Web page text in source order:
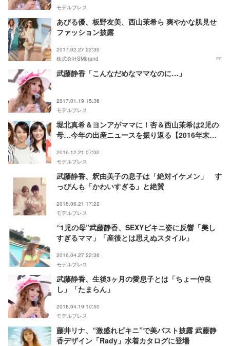
モデルプレス
あびる優、板野友美、西山茉希ら 爽やかな肌見せ
ファッション披露
2017.02.27 22:30
株式会社SMbrand
PR
武藤静香「こんなだめなママなのに…」
2017.01.19 15:36
モデルプレス
堀北真希＆ヨンアがママに！杏＆西山茉希は2児の
母…今年の出産ニュースを振り返る【2016年末特
2016.12.21 07:00
モデルプレス
武藤静香、釈由美子の息子は「絶対イケメン」 す
っぴんも「かわいすぎる」と絶賛
2016.06.21 17:22
モデルプレス
“1児の母”武藤静香、SEXYビキニ姿に反響「美し
すぎるママ」「産後とは思えぬスタイル」
2016.04.27 22:36
モデルプレス
武藤静香、生後3ヶ月の愛息子とは「ちょー仲良
し」「たまらん」
2016.04.19 10:50
モデルプレス
藤井リナ、“激盛れビキニ”で美バスト披露 武藤静
香デザイン「Rady」水着カタログに登場